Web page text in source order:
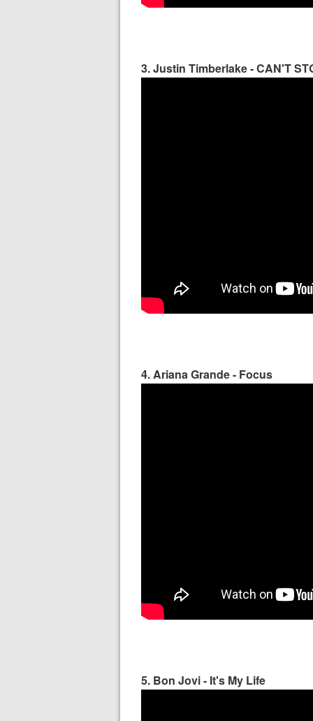
3. Justin Timberlake - CAN'T
4. Ariana Grande - Focus
5. Bon Jovi - It's My Life